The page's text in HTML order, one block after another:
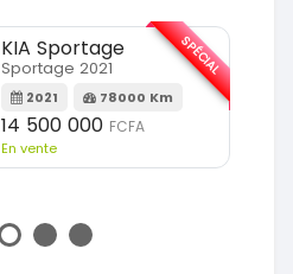
KIA Sportage
Sportage 2021
2021 78000 Km
14 500 000 FCFA
En vente
SPÉCIAL